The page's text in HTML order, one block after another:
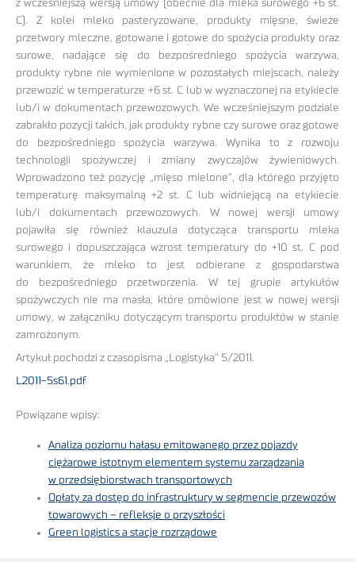
z wcześniejszą wersją umowy (obecnie dla mleka surowego +6 st.
C). Z kolei mleko pasteryzowane, produkty mięsne, świeże
przetwory mleczne, gotowane i gotowe do spożycia produkty oraz
surowe, nadające się do bezpośredniego spożycia warzywa,
produkty rybne nie wymienione w pozostałych miejscach, należy
przewozić w temperaturze +6 st. C lub w wyznaczonej na etykiecie
lub/i w dokumentach przewozowych. We wcześniejszym podziale
zabrakło pozycji takich, jak produkty rybne czy surowe oraz gotowe
do bezpośredniego spożycia warzywa. Wynika to z rozwoju
technologii spożywczej i zmiany zwyczajów żywieniowych.
Wprowadzono też pozycję „mięso mielone”, dla którego przyjęto
temperaturę maksymalną +2 st. C lub widniejącą na etykiecie
lub/i dokumentach przewozowych. W nowej wersji umowy
pojawiła się również klauzula dotycząca transportu mleka
surowego i dopuszczająca wzrost temperatury do +10 st. C pod
warunkiem, że mleko to jest odbierane z gospodarstwa
do bezpośredniego przetworzenia. W tej grupie artykułów
spożywczych nie ma masła, które omówione jest w nowej wersji
umowy, w załączniku dotyczącym transportu produktów w stanie
zamrożonym.
Artykuł pochodzi z czasopisma „Logistyka” 5/2011.
L2011-5s61.pdf
Powiązane wpisy:
Analiza poziomu hałasu emitowanego przez pojazdy
ciężarowe istotnym elementem systemu zarządzania
w przedsiębiorstwach transportowych
Opłaty za dostęp do infrastruktury w segmencie przewozów
towarowych – refleksje o przyszłości
Green logistics a stacje rozrządowe